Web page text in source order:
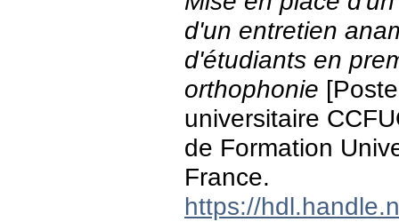
d'un entretien
d'étudiants en
orthophonie
universitaire
de Formation
France.
https://